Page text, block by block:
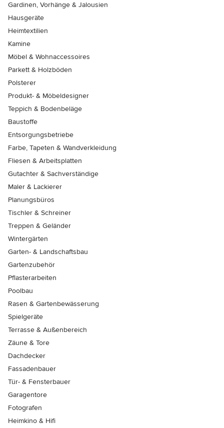
Gardinen, Vorhänge & Jalousien
Hausgeräte
Heimtextilien
Kamine
Möbel & Wohnaccessoires
Parkett & Holzböden
Polsterer
Produkt- & Möbeldesigner
Teppich & Bodenbeläge
Baustoffe
Entsorgungsbetriebe
Farbe, Tapeten & Wandverkleidung
Fliesen & Arbeitsplatten
Gutachter & Sachverständige
Maler & Lackierer
Planungsbüros
Tischler & Schreiner
Treppen & Geländer
Wintergärten
Garten- & Landschaftsbau
Gartenzubehör
Pflasterarbeiten
Poolbau
Rasen & Gartenbewässerung
Spielgeräte
Terrasse & Außenbereich
Zäune & Tore
Dachdecker
Fassadenbauer
Tür- & Fensterbauer
Garagentore
Fotografen
Heimkino & Hifi